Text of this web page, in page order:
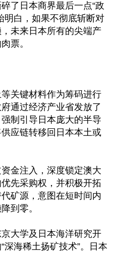
了日本商界最后一点“政
明白，如果不彻底斩断对
未来日本所有的尖端产
票。
关键材料作为筹码进行
通过经济产业省发放了
制引导日本庞大的半导
应链转移回日本本土或
金注入，深度锁定澳大
先采购权，并积极开拓
矿源，意图在短时间内
到零。
大学及日本海洋研究开
深海稀土扬矿技术”。日本